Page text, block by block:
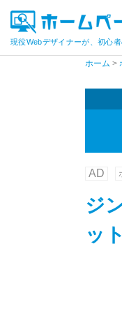
現役Webデザイナーが、初心
ホーム >
AD
ジ
ッ